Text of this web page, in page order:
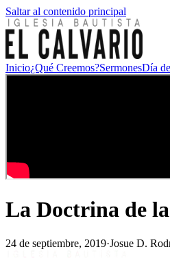
Saltar al contenido principal
Inicio¿Qué Creemos?SermonesDía
La Doctrina de
24 de septiembre, 2019·Josue D.